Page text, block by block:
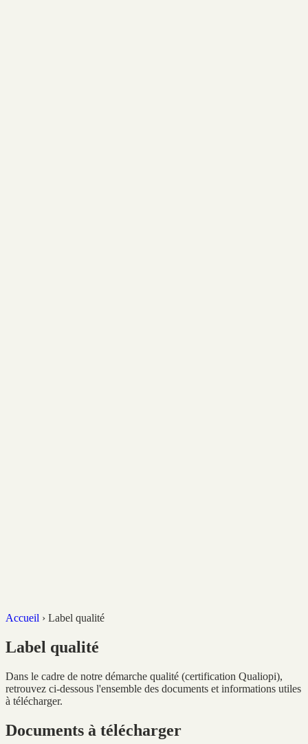
Accueil › Label qualité
Label qualité
Dans le cadre de notre démarche qualité (certification Qualiopi),
retrouvez ci-dessous l'ensemble des documents et informations utiles
à télécharger.
Documents à télécharger